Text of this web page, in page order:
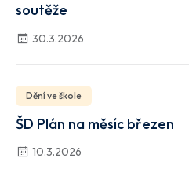
soutěže
30.3.2026
Dění ve škole
ŠD Plán na měsíc březen
10.3.2026